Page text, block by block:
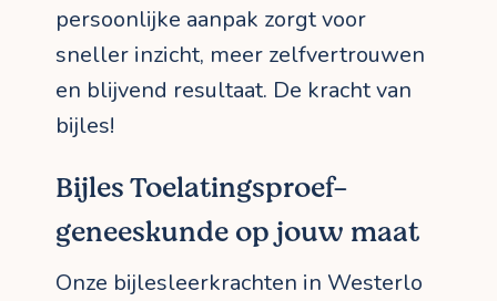
persoonlijke aanpak zorgt voor
sneller inzicht, meer zelfvertrouwen
en blijvend resultaat. De kracht van
bijles!
Bijles Toelatingsproef-
geneeskunde op jouw maat
Onze bijlesleerkrachten in Westerlo